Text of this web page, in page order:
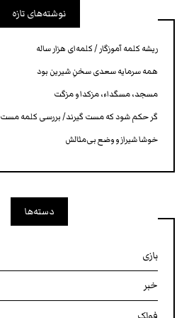
نوشته‌های تازه
ریشه کلمه آموزگار / کلمه‌ای هزار ساله
همه سرمایه‌ سعدی سخنِ شیرین بود
مسجد، مسگداء، مزکدا و مزگت
گر حکم شود که مست گیرند/ بررسی کلمه‌ مست
خوشا شیراز و وضع بی‌مثالش
دسته‌ها
بازی
خبر